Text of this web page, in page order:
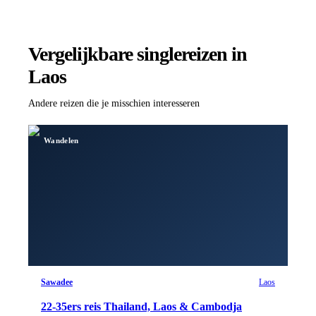
Vergelijkbare singlereizen in
Laos
Andere reizen die je misschien interesseren
Wandelen
Sawadee Laos
22-35ers reis Thailand, Laos & Cambodja